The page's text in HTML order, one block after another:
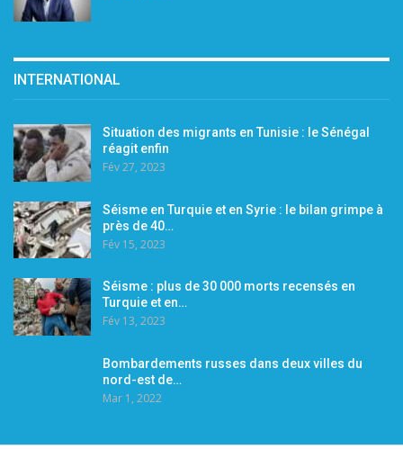
INTERNATIONAL
Situation des migrants en Tunisie : le Sénégal
réagit enfin
Fév 27, 2023
Séisme en Turquie et en Syrie : le bilan grimpe à
près de 40…
Fév 15, 2023
Séisme : plus de 30 000 morts recensés en
Turquie et en…
Fév 13, 2023
Bombardements russes dans deux villes du
nord-est de…
Mar 1, 2022